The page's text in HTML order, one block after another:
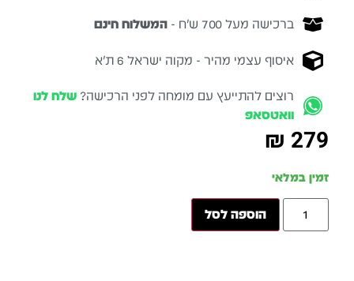
ברכישה מעל 700 ש״ח - המשלוח חינם
איסוף עצמי מהיר - מקוה ישראל 6 ת״א
רוצים להתייעץ עם מומחה לפני הרכישה? שלח לנו
וואטסאפ
₪ 279
זמין במלאי
הוספה לסל